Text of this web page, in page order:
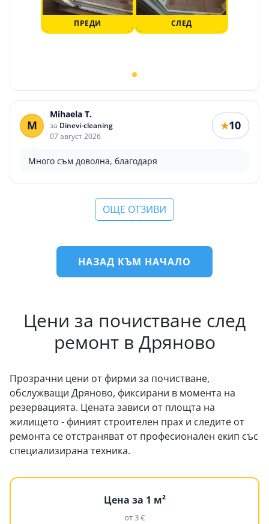
ПРЕДИ СЛЕД
M
Mihaela T.
за Dinevi-cleaning
07 август 2026
★10
Много съм доволна, благодаря
ОЩЕ ОТЗИВИ
НАЗАД КЪМ НАЧАЛО
Цени за почистване след
ремонт в Дряново
Прозрачни цени от фирми за почистване,
обслужващи Дряново, фиксирани в момента на
резервацията. Цената зависи от площта на
жилището - финият строителен прах и следите от
ремонта се отстраняват от професионален екип със
специализирана техника.
Цена за 1 м²
от 3 €